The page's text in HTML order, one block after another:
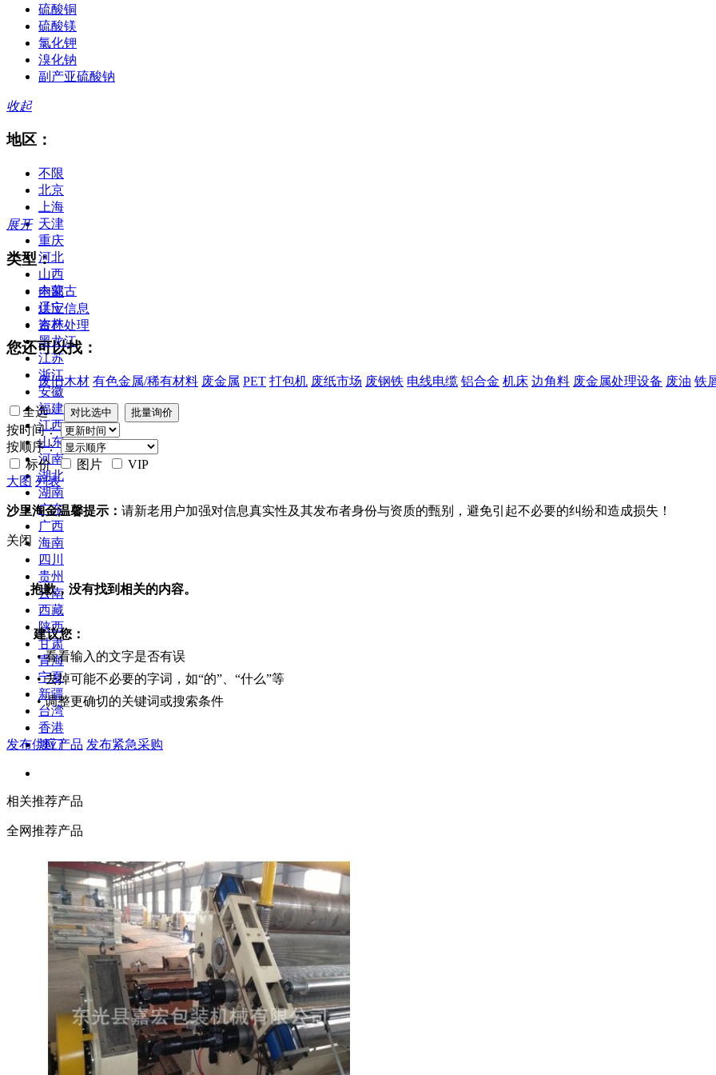
硫酸铜
硫酸镁
氯化钾
溴化钠
副产亚硫酸钠
收起
地区：
不限
北京
上海
天津
重庆
河北
山西
内蒙古
辽宁
吉林
黑龙江
江苏
浙江
安徽
福建
江西
山东
河南
湖北
湖南
广东
广西
海南
四川
贵州
云南
西藏
陕西
甘肃
青海
宁夏
新疆
台湾
香港
澳门
展开
类型：
全部
供应信息
资产处理
您还可以找：
废旧木材 有色金属/稀有材料 废金属 PET 打包机 废纸市场 废钢铁 电线电缆 铝合金 机床 边角料 废金属处理设备 废油 铁
全选
按时间：
按顺序：
标价
图片
VIP
大图 列表
沙里淘金温馨提示： 请新老用户加强对信息真实性及其发布者身份与资质的甄别，避免引起不必要的纠纷和造成损失！
关闭
抱歉，没有找到相关的内容。
建议您：
• 看看输入的文字是否有误
• 去掉可能不必要的字词，如“的”、“什么”等
• 调整更确切的关键词或搜索条件
发布供应产品 发布紧急采购
相关推荐产品
全网推荐产品